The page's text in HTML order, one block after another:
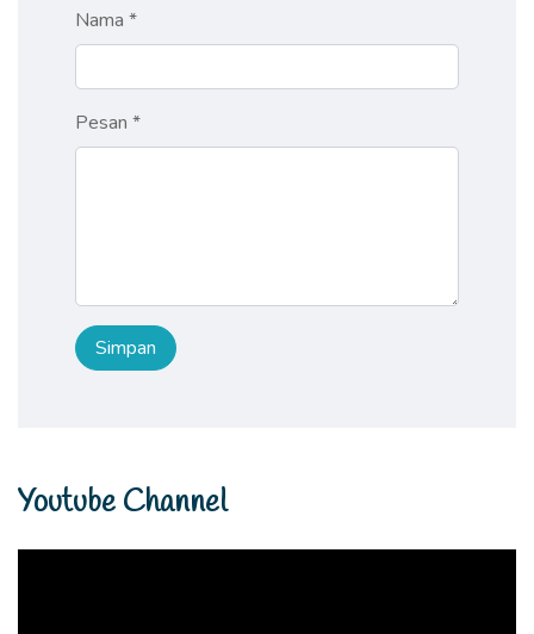
Nama *
Pesan *
Youtube Channel